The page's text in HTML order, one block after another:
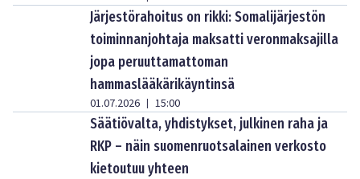
Järjestörahoitus on rikki: Somalijärjestön
toiminnanjohtaja maksatti veronmaksajilla
jopa peruuttamattoman
hammaslääkärikäyntinsä
01.07.2026 | 15:00
Säätiövalta, yhdistykset, julkinen raha ja
RKP – näin suomenruotsalainen verkosto
kietoutuu yhteen